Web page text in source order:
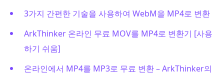
3가지 간편한 기술을 사용하여 WebM을 MP4로 변환
ArkThinker 온라인 무료 MOV를 MP4로 변환기 [사용
하기 쉬움]
온라인에서 MP4를 MP3로 무료 변환 – ArkThinker의